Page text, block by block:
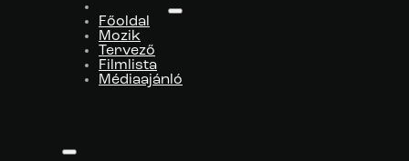
Főoldal
Mozik
Tervező
Filmlista
Médiaajánló